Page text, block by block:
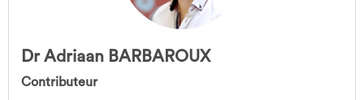
Dr Adriaan BARBAROUX
Contributeur